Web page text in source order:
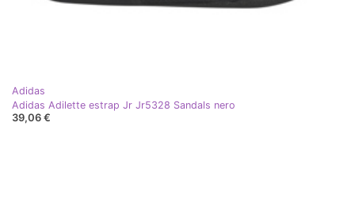
Adidas
Adidas Adilette estrap Jr Jr5328 Sandals nero
39,06 €